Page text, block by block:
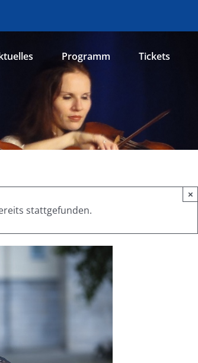
Programm Tickets
stattgefunden.
×